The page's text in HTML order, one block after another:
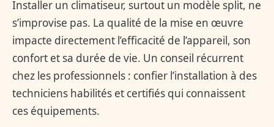
Installer un climatiseur, surtout un modèle split, ne
s’improvise pas. La qualité de la mise en œuvre
impacte directement l’efficacité de l’appareil, son
confort et sa durée de vie. Un conseil récurrent
chez les professionnels : confier l’installation à des
techniciens habilités et certifiés qui connaissent
ces équipements.